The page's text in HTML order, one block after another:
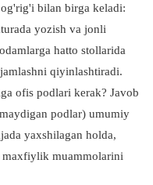
bilan birga keladi:
yozish va jonli
hatto stollarida
qiyinlashtiradi.
ofis podlari kerak? Javob
podlar) umumiy
yaxshilagan holda,
muammolarini